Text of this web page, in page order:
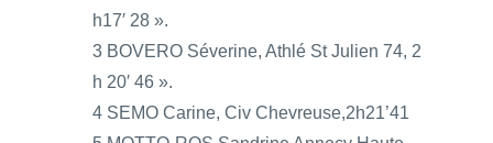
h17′ 28 ».
3 BOVERO Séverine, Athlé St Julien 74, 2
h 20′ 46 ».
4 SEMO Carine, Civ Chevreuse,2h21’41